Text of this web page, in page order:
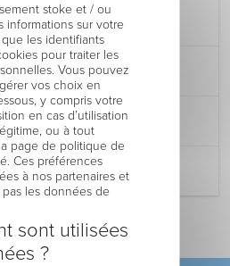
Hospitalier
l’Hôpital
l’Hôpital
stoke et / ou
informations sur votre
les identifiants
pour traiter les
Vous pouvez
vos choix en
y compris votre
en cas d’utilisation
ou à tout
page de politique de
Ces préférences
à nos partenaires et
pas les données de
sont utilisées
?